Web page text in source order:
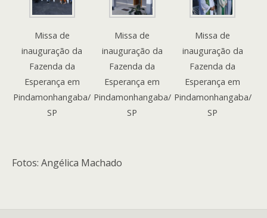
Missa de
inauguração da
Fazenda da
Esperança em
Pindamonhangaba/
SP
Missa de
inauguração da
Fazenda da
Esperança em
Pindamonhangaba/
SP
Missa de
inauguração da
Fazenda da
Esperança em
Pindamonhangaba/
SP
Fotos: Angélica Machado